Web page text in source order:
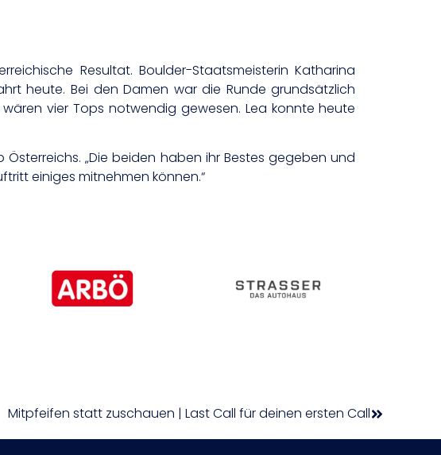
Resultat. Boulder-Staatsmeisterin Katharina
heute. Bei den Damen war die Runde grundsätzlich
vier Tops notwendig gewesen. Lea konnte heute
„Die beiden haben ihr Bestes gegeben und
einiges mitnehmen können.“
Mitpfeifen statt zuschauen | Last Call für deinen ersten Call